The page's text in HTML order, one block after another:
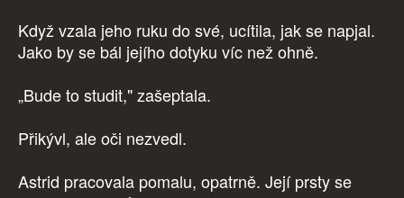
Když vzala jeho ruku do své, ucítila, jak se napjal.
Jako by se bál jejího dotyku víc než ohně.
„Bude to studit," zašeptala.
Přikývl, ale oči nezvedl.
Astrid pracovala pomalu, opatrně. Její prsty se